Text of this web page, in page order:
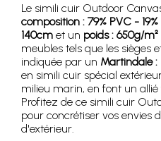
Le simili cuir Outdoor
composition : 79% PVC -
140cm et un poids : 650g/m²
meubles tels que les sièges
indiquée par un Martindale
en simili cuir spécial
milieu marin, en font un allié
Profitez de ce simili cuir
pour concrétiser vos envies
d'extérieur.